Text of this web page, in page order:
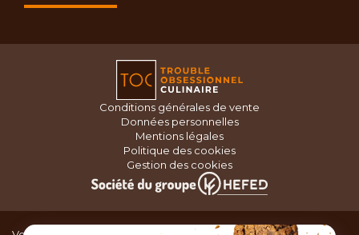
Conditions générales de vente
Données personnelles
Mentions légales
Politique des cookies
Gestion des cookies